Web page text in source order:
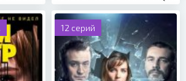
12 серий